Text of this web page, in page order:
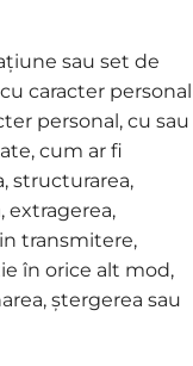
sau set de
caracter personal
personal, cu sau
cum ar fi
structurarea,
extragerea,
transmitere,
în orice alt mod,
ștergerea sau